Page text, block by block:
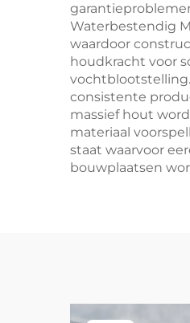
Waterbestendig
waardoor
houdkracht voor
consistente
massief hout
materiaal
staat waarvoor
bouwplaatsen